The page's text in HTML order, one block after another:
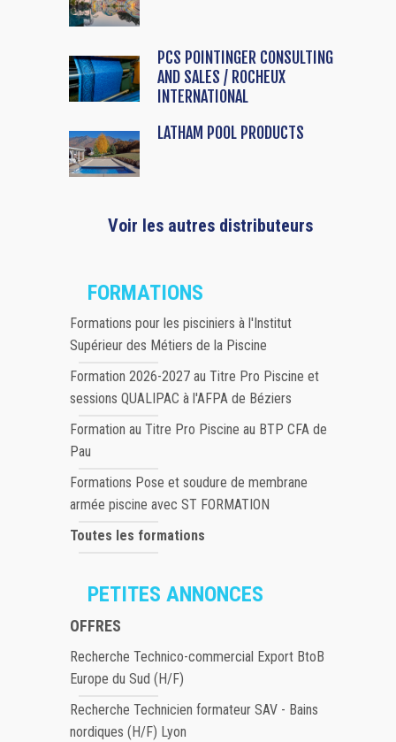
PCS POINTINGER CONSULTING
AND SALES / ROCHEUX
INTERNATIONAL
LATHAM POOL PRODUCTS
Voir les autres distributeurs
FORMATIONS
Formations pour les pisciniers à l'Institut
Supérieur des Métiers de la Piscine
Formation 2026-2027 au Titre Pro Piscine et
sessions QUALIPAC à l'AFPA de Béziers
Formation au Titre Pro Piscine au BTP CFA de
Pau
Formations Pose et soudure de membrane
armée piscine avec ST FORMATION
Toutes les formations
PETITES ANNONCES
OFFRES
Recherche Technico-commercial Export BtoB
Europe du Sud (H/F)
Recherche Technicien formateur SAV - Bains
nordiques (H/F) Lyon